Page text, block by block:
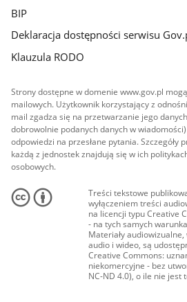
BIP
Deklaracja dostępności serwisu
Klauzula RODO
Strony dostępne w domenie www.gov.pl
mailowych. Użytkownik korzystający z
mail zgadza się na przetwarzanie jego
dobrowolnie podanych danych w
odpowiedzi na przesłane pytania. Szczegóły
każdą z jednostek znajdują się w ich
osobowych.
Treści tekstowe
wyłączeniem treści
na licencji typu Creative
- na tych samych
Materiały
audio i wideo, są
Creative Commons:
niekomercyjne - bez
NC-ND 4.0), o ile nie jest